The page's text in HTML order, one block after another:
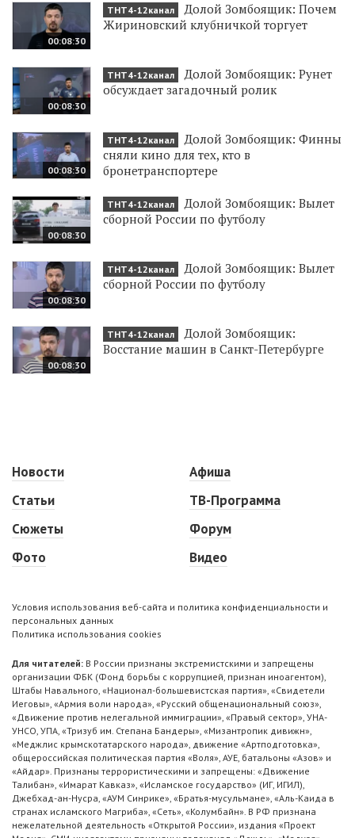
00:08:30
ТНТ4-12канал
Долой Зомбоящик: Почем
Жириновский клубничкой торгует
00:08:30
ТНТ4-12канал
Долой Зомбоящик: Рунет
обсуждает загадочный ролик
00:08:30
ТНТ4-12канал
Долой Зомбоящик: Финны
сняли кино для тех, кто в
бронетранспортере
00:08:30
ТНТ4-12канал
Долой Зомбоящик: Вылет
сборной России по футболу
00:08:30
ТНТ4-12канал
Долой Зомбоящик: Вылет
сборной России по футболу
00:08:30
ТНТ4-12канал
Долой Зомбоящик:
Восстание машин в Санкт-Петербурге
Новости
Статьи
Сюжеты
Фото
Афиша
ТВ-Программа
Форум
Видео
Условия использования веб-сайта и политика конфиденциальности и
персональных данных
Политика использования cookies
Для читателей: В России признаны экстремистскими и запрещены
организации ФБК (Фонд борьбы с коррупцией, признан иноагентом),
Штабы Навального, «Национал-большевистская партия», «Свидетели
Иеговы», «Армия воли народа», «Русский общенациональный союз»,
«Движение против нелегальной иммиграции», «Правый сектор», УНА-
УНСО, УПА, «Тризуб им. Степана Бандеры», «Мизантропик дивижн»,
«Меджлис крымскотатарского народа», движение «Артподготовка»,
общероссийская политическая партия «Воля», АУЕ, батальоны «Азов» и
«Айдар». Признаны террористическими и запрещены: «Движение
Талибан», «Имарат Кавказ», «Исламское государство» (ИГ, ИГИЛ),
Джебхад-ан-Нусра, «АУМ Синрике», «Братья-мусульмане», «Аль-Каида в
странах исламского Магриба», «Сеть», «Колумбайн». В РФ признана
нежелательной деятельность «Открытой России», издания «Проект